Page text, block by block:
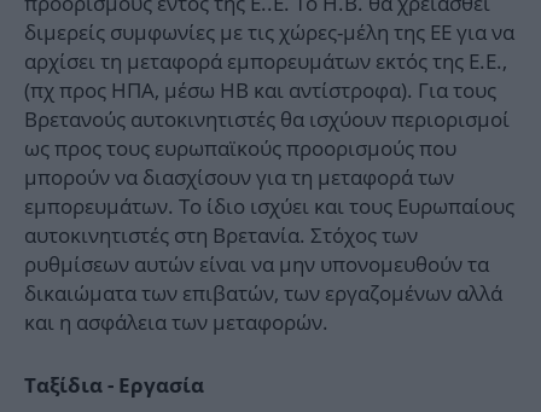
διμερείς συμφωνίες με τις χώρες-μέλη της ΕΕ για να
αρχίσει τη μεταφορά εμπορευμάτων εκτός της Ε.Ε.,
(πχ προς ΗΠΑ, μέσω ΗΒ και αντίστροφα). Για τους
Βρετανούς αυτοκινητιστές θα ισχύουν περιορισμοί
ως προς τους ευρωπαϊκούς προορισμούς που
μπορούν να διασχίσουν για τη μεταφορά των
εμπορευμάτων. Το ίδιο ισχύει και τους Ευρωπαίους
αυτοκινητιστές στη Βρετανία. Στόχος των
ρυθμίσεων αυτών είναι να μην υπονομευθούν τα
δικαιώματα των επιβατών, των εργαζομένων αλλά
και η ασφάλεια των μεταφορών.
Ταξίδια - Εργασία